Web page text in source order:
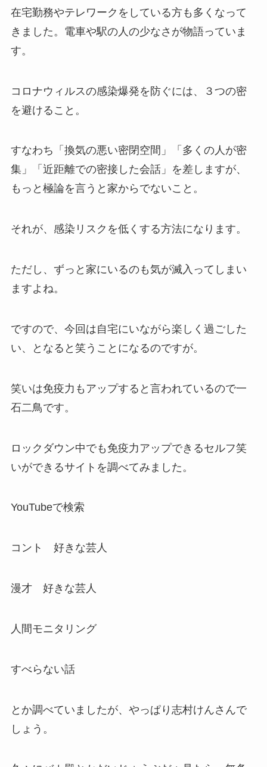
在宅勤務やテレワークをしている方も多くなって
きました。電車や駅の人の少なさが物語っていま
す。
コロナウィルスの感染爆発を防ぐには、３つの密
を避けること。
すなわち「換気の悪い密閉空間」「多くの人が密
集」「近距離での密接した会話」を差しますが、
もっと極論を言うと家からでないこと。
それが、感染リスクを低くする方法になります。
ただし、ずっと家にいるのも気が滅入ってしまい
ますよね。
ですので、今回は自宅にいながら楽しく過ごした
い、となると笑うことになるのですが。
笑いは免疫力もアップすると言われているので一
石二鳥です。
ロックダウン中でも免疫力アップできるセルフ笑
いができるサイトを調べてみました。
YouTubeで検索
コント 好きな芸人
漫才 好きな芸人
人間モニタリング
すべらない話
とか調べていましたが、やっぱり志村けんさんで
しょう。